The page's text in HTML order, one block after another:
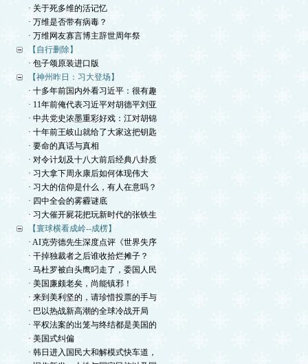
· 关于死多维的活记忆
· 万维是否带有病毒？
· 万维网友寡言博主辞世周年祭
【自行删除】
· 包子颂原装进口版
【神州昨日：习大登场】
· 十多年前国内外看习近平：很有趣
· 11年前俺代表习近平对胡德平刘亚
· 中共党史浓墨重彩好戏：江对胡锦
· 十年前王岐山就给了大家这把钥匙
· 要命的真话与真相
· 对令计划及十八大前后经典八卦质
· 习大拿下周永康后如何体现伟大
· 习大的信仰是什么，有人在意吗？
· 四中全会的雾霾谜底
· 习大催开屍花把玩新时代的张铁生
【寰球横看成岭--成楞】
· AI克劳德先生深度点评《世界失序
· 干掉独裁者之后谁收拾烂摊子？
· 马杜罗被白头鹰叼走了，委国人民
· 美国廉颇老矣，尚能镇邪！
· 来到美利坚的，请珍惜投票的手与
· 巴以热战新高潮的全球冷战开局
· 平权法案的出笼与终结都是美国的
· 美国式纠偏
· 韩日进入国民大和解模式快车道，